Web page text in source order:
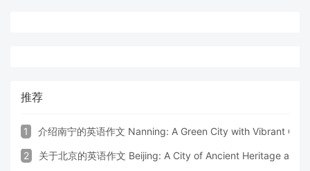
推荐
1 介绍南宁的英语作文 Nanning: A Green City with Vibrant
2 关于北京的英语作文 Beijing: A City of Ancient Heritage and